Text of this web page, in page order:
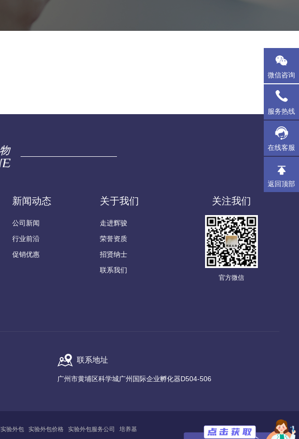
新闻动态
公司新闻
行业前沿
促销优惠
关于我们
走进辉骏
荣誉资质
招贤纳士
联系我们
关注我们
官方微信
联系地址
广州市黄埔区科学城广州国际企业孵化器D504-506
实验外包 实验外包价格 实验外包服务公司 培养基
微信咨询
服务热线
在线客服
返回顶部